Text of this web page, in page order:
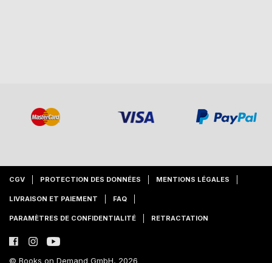
CGV PROTECTION DES DONNÉES MENTIONS LÉGALES
LIVRAISON ET PAIEMENT FAQ
PARAMÈTRES DE CONFIDENTIALITÉ RETRACTATION
© Books on Demand GmbH, 2026